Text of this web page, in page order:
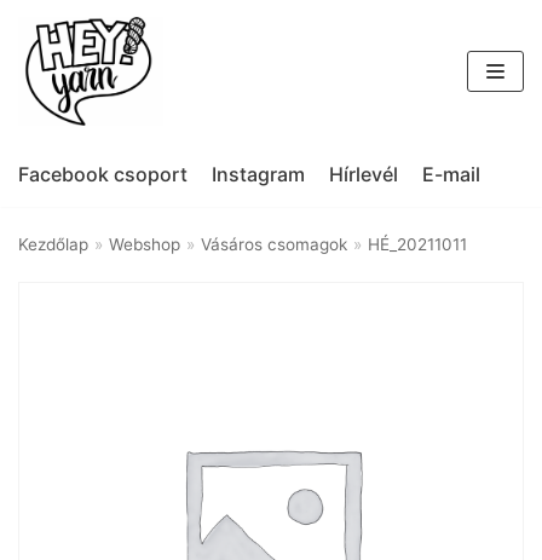
Skip
to
content
Facebook csoport Instagram Hírlevél E-mail
Kezdőlap » Webshop » Vásáros csomagok » HÉ_20211011